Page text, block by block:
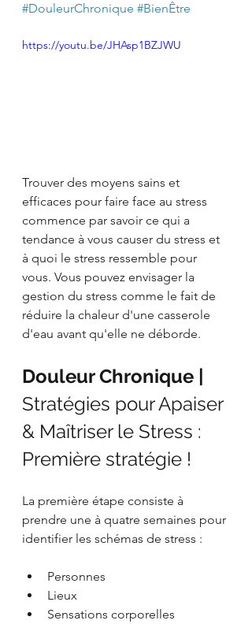
#DouleurChronique #BienÊtre
https://youtu.be/JHAsp1BZJWU
Trouver des moyens sains et
efficaces pour faire face au stress
commence par savoir ce qui a
tendance à vous causer du stress et
à quoi le stress ressemble pour
vous. Vous pouvez envisager la
gestion du stress comme le fait de
réduire la chaleur d'une casserole
d'eau avant qu'elle ne déborde.
Douleur Chronique |
Stratégies pour Apaiser
& Maîtriser le Stress :
Première stratégie !
La première étape consiste à
prendre une à quatre semaines pour
identifier les schémas de stress :
Personnes
Lieux
Sensations corporelles